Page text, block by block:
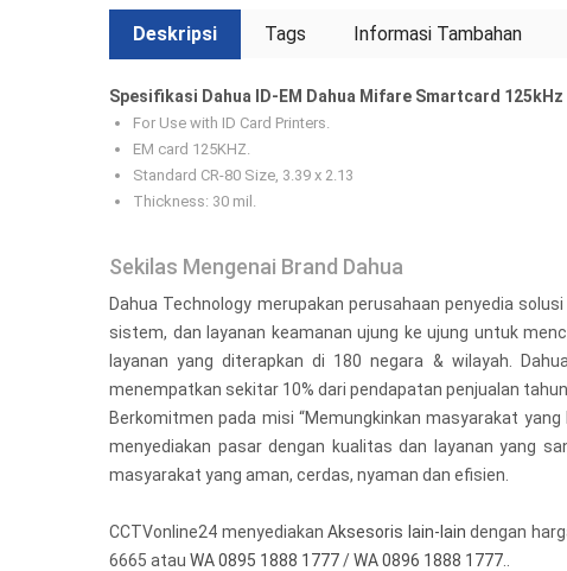
Deskripsi Tags Informasi Tambahan
Spesifikasi Dahua ID-EM Dahua Mifare Smartcard 125kHz
For Use with ID Card Printers.
EM card 125KHZ.
Standard CR-80 Size, 3.39 x 2.13
Thickness: 30 mil.
Sekilas Mengenai Brand Dahua
Dahua Technology merupakan perusahaan penyedia
sistem, dan layanan keamanan ujung ke ujung untuk
layanan yang diterapkan di 180 negara & wilayah.
menempatkan sekitar 10% dari pendapatan penjualan
Berkomitmen pada misi “Memungkinkan masyarakat
menyediakan pasar dengan kualitas dan layanan yang
masyarakat yang aman, cerdas, nyaman dan efisien.
CCTVonline24 menyediakanAksesoris lain-lain dengan
6665 atau WA 0895 1888 1777/WA 0896 1888 1777